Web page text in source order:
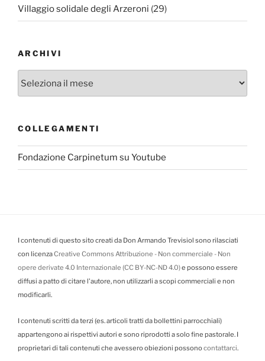
Villaggio solidale degli Arzeroni (29)
ARCHIVI
Archivi
COLLEGAMENTI
Fondazione Carpinetum su Youtube
I contenuti di questo sito creati da Don Armando Trevisiol sono rilasciati
con licenzaCreative Commons Attribuzione - Non commerciale - Non
opere derivate 4.0 Internazionale (CC BY-NC-ND 4.0)e possono essere
diffusi a patto di citare l'autore, non utilizzarli a scopi commerciali e non
modificarli.
I contenuti scritti da terzi (es. articoli tratti da bollettini parrocchiali)
appartengono ai rispettivi autori e sono riprodotti a solo fine pastorale. I
proprietari di tali contenuti che avessero obiezioni possonocontattarci.